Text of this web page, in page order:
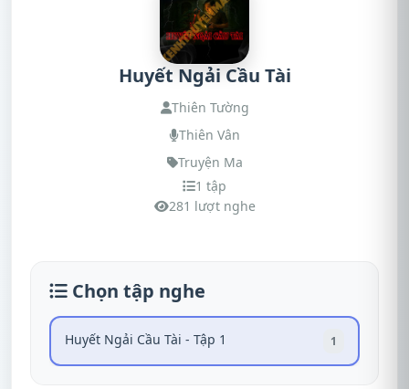
Huyết Ngải Cầu Tài
Thiên Tường
Thiên Vân
Truyện Ma
1 tập
281 lượt nghe
Chọn tập nghe
Huyết Ngải Cầu Tài - Tập 1 1